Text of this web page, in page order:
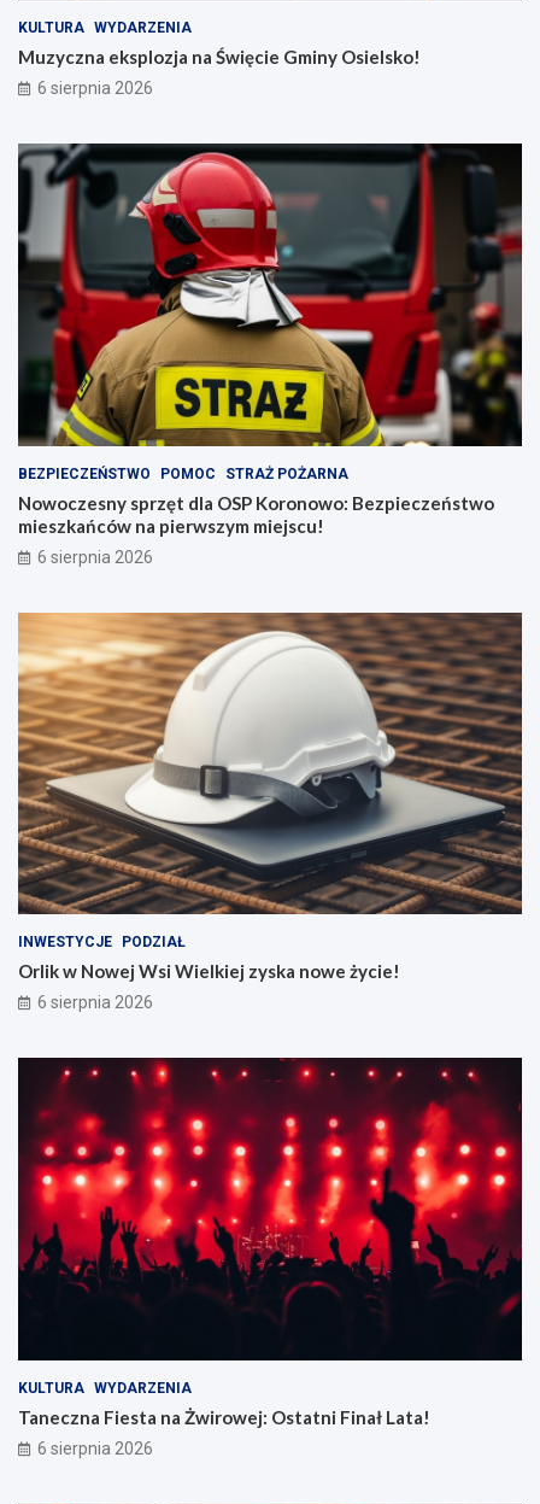
KULTURA WYDARZENIA
Muzyczna eksplozja na Święcie Gminy Osielsko!
6 sierpnia 2026
BEZPIECZEŃSTWO POMOC STRAŻ POŻARNA
Nowoczesny sprzęt dla OSP Koronowo: Bezpieczeństwo
mieszkańców na pierwszym miejscu!
6 sierpnia 2026
INWESTYCJE PODZIAŁ
Orlik w Nowej Wsi Wielkiej zyska nowe życie!
6 sierpnia 2026
KULTURA WYDARZENIA
Taneczna Fiesta na Żwirowej: Ostatni Finał Lata!
6 sierpnia 2026